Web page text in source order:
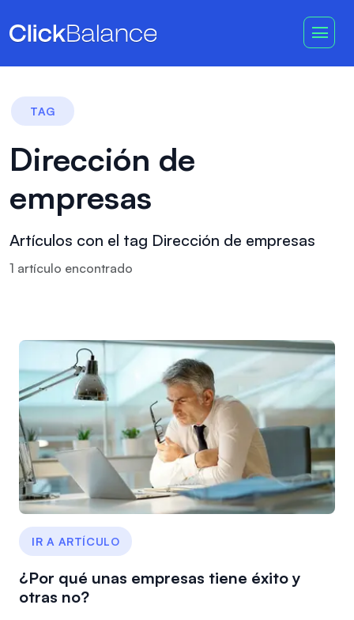
TAG
Dirección de
empresas
Artículos con el tag Dirección de empresas
1 artículo encontrado
IR A ARTÍCULO
¿Por qué unas empresas tiene éxito y
otras no?